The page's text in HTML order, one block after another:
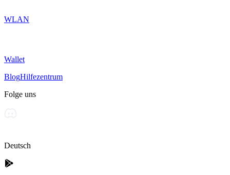
WLAN
Wallet
BlogHilfezentrum
Folge uns
Deutsch